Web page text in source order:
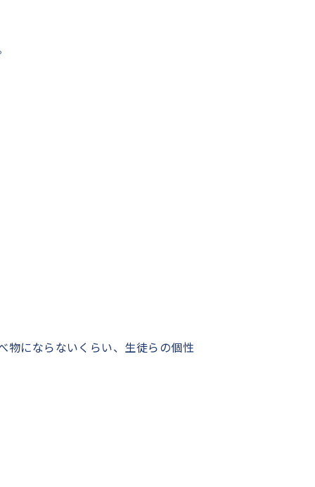
物にならないくらい、生徒らの個性